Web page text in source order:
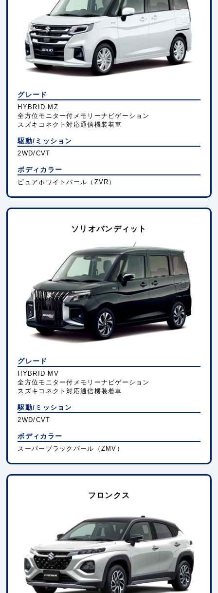
グレード
HYBRID MZ
全方位モニター付メモリーナビゲーション
スズキコネクト対応通信機装着車
駆動/ミッション
2WD/CVT
ボディカラー
ピュアホワイトパール（ZVR）
ソリオバンディット
グレード
HYBRID MV
全方位モニター付メモリーナビゲーション
スズキコネクト対応通信機装着車
駆動/ミッション
2WD/CVT
ボディカラー
スーパーブラックパール（ZMV）
フロンクス